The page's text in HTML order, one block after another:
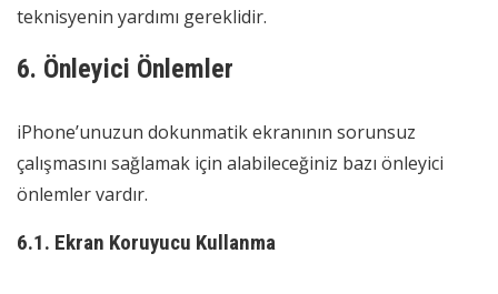
teknisyenin yardımı gereklidir.
6. Önleyici Önlemler
iPhone’unuzun dokunmatik ekranının sorunsuz
çalışmasını sağlamak için alabileceğiniz bazı önleyici
önlemler vardır.
6.1. Ekran Koruyucu Kullanma